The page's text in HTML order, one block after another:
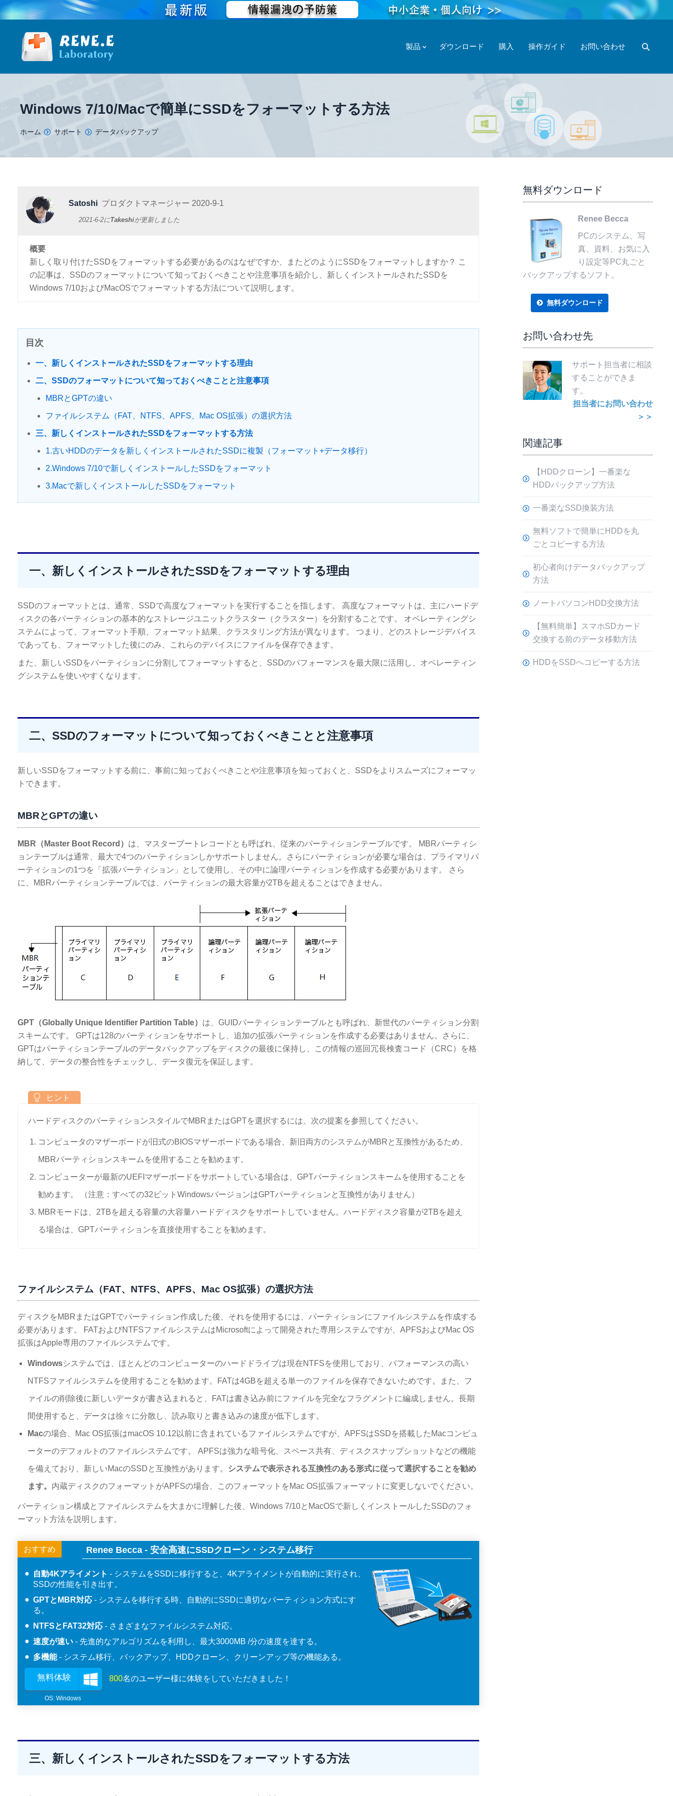
製品 ダウンロード 購入 操作ガイド お問い合わせ
Windows 7/10/Macで簡単にSSDをフォーマットする方法
You are here:
ホーム サポート データバックアップ
Satoshi プロダクトマネージャー 2020-9-1
2021-6-2にTakeshiが更新しました
概要
新しく取り付けたSSDをフォーマットする必要があるのはなぜですか、またどのようにSSDをフォーマットしますか？ こ
の記事は、SSDのフォーマットについて知っておくべきことや注意事項を紹介し、新しくインストールされたSSDを
Windows 7/10およびMacOSでフォーマットする方法について説明します。
目次
一、新しくインストールされたSSDをフォーマットする理由
二、SSDのフォーマットについて知っておくべきことと注意事項
MBRとGPTの違い
ファイルシステム（FAT、NTFS、APFS、Mac OS拡張）の選択方法
三、新しくインストールされたSSDをフォーマットする方法
1.古いHDDのデータを新しくインストールされたSSDに複製（フォーマット+データ移行）
2.Windows 7/10で新しくインストールしたSSDをフォーマット
3.Macで新しくインストールしたSSDをフォーマット
一、新しくインストールされたSSDをフォーマットする理由
SSDのフォーマットとは、通常、SSDで高度なフォーマットを実行することを指します。 高度なフォーマットは、主にハードデ
ィスクの各パーティションの基本的なストレージユニットクラスター（クラスター）を分割することです。 オペレーティングシ
ステムによって、フォーマット手順、フォーマット結果、クラスタリング方法が異なります。 つまり、どのストレージデバイス
であっても、フォーマットした後にのみ、これらのデバイスにファイルを保存できます。
また、新しいSSDをパーティションに分割してフォーマットすると、SSDのパフォーマンスを最大限に活用し、オペレーティン
グシステムを使いやすくなります。
二、SSDのフォーマットについて知っておくべきことと注意事項
新しいSSDをフォーマットする前に、事前に知っておくべきことや注意事項を知っておくと、SSDをよりスムーズにフォーマッ
トできます。
MBRとGPTの違い
MBR（Master Boot Record） は、マスターブートレコードとも呼ばれ、従来のパーティションテーブルです。 MBRパーティシ
ョンテーブルは通常、最大で4つのパーティションしかサポートしません。さらにパーティションが必要な場合は、プライマリパ
ーティションの1つを「拡張パーティション」として使用し、その中に論理パーティションを作成する必要があります。 さら
に、MBRパーティションテーブルでは、パーティションの最大容量が2TBを超えることはできません。
GPT（Globally Unique Identifier Partition Table） は、GUIDパーティションテーブルとも呼ばれ、新世代のパーティション分割
スキームです。 GPTは128のパーティションをサポートし、追加の拡張パーティションを作成する必要はありません。さらに、
GPTはパーティションテーブルのデータバックアップをディスクの最後に保持し、この情報の巡回冗長検査コード（CRC）を格
納して、データの整合性をチェックし、データ復元を保証します。
ハードディスクのパーティションスタイルでMBRまたはGPTを選択するには、次の提案を参照してください。
コンピュータのマザーボードが旧式のBIOSマザーボードである場合、新旧両方のシステムがMBRと互換性があるため、
MBRパーティションスキームを使用することを勧めます。
コンピューターが最新のUEFIマザーボードをサポートしている場合は、GPTパーティションスキームを使用することを
勧めます。 （注意：すべての32ビットWindowsバージョンはGPTパーティションと互換性がありません）
MBRモードは、2TBを超える容量の大容量ハードディスクをサポートしていません。ハードディスク容量が2TBを超え
る場合は、GPTパーティションを直接使用することを勧めます。
ファイルシステム（FAT、NTFS、APFS、Mac OS拡張）の選択方法
ディスクをMBRまたはGPTでパーティション作成した後、それを使用するには、パーティションにファイルシステムを作成する
必要があります。 FATおよびNTFSファイルシステムはMicrosoftによって開発された専用システムですが、APFSおよびMac OS
拡張はApple専用のファイルシステムです。
Windowsシステムでは、ほとんどのコンピューターのハードドライブは現在NTFSを使用しており、パフォーマンスの高い
NTFSファイルシステムを使用することを勧めます。FATは4GBを超える単一のファイルを保存できないためです。また、フ
ァイルの削除後に新しいデータが書き込まれると、FATは書き込み前にファイルを完全なフラグメントに編成しません。長期
間使用すると、データは徐々に分散し、読み取りと書き込みの速度が低下します。
Macの場合、Mac OS拡張はmacOS 10.12以前に含まれているファイルシステムですが、APFSはSSDを搭載したMacコンピュ
ーターのデフォルトのファイルシステムです。 APFSは強力な暗号化、スペース共有、ディスクスナップショットなどの機能
を備えており、新しいMacのSSDと互換性があります。 システムで表示される互換性のある形式に従って選択することを勧め
ます。 内蔵ディスクのフォーマットがAPFSの場合、このフォーマットをMac OS拡張フォーマットに変更しないでください。
パーティション構成とファイルシステムを大まかに理解した後、Windows 7/10とMacOSで新しくインストールしたSSDのフォ
ーマット方法を説明します。
おすすめ Renee Becca - 安全高速にSSDクローン・システム移行
自動4Kアライメント
システムをSSDに移行すると、4Kアライメントが自動的に実行され、
SSDの性能を引き出す。
GPTとMBR対応
システムを移行する時、自動的にSSDに適切なパーティション方式にす
る。
NTFSとFAT32対応
さまざまなファイルシステム対応。
速度が速い
先進的なアルゴリズムを利用し、最大3000MB /分の速度を達する。
多機能
システム移行、バックアップ、HDDクローン、クリーンアップ等の機能ある。
無料体験 800名のユーザー様に体験をしていただきました！
三、新しくインストールされたSSDをフォーマットする方法
無料ダウンロード
Renee Becca
PCのシステム、写
真、資料、お気に入
り設定等PC丸ごと
バックアップするソフト。
無料ダウンロード
お問い合わせ先
サポート担当者に相談
することができま
す。
担当者にお問い合わせ
＞＞
関連記事
【HDDクローン】一番楽な
HDDバックアップ方法
一番楽なSSD換装方法
無料ソフトで簡単にHDDを丸
ごとコピーする方法
初心者向けデータバックアップ
方法
ノートパソコンHDD交換方法
【無料簡単】スマホSDカード
交換する前のデータ移動方法
HDDをSSDへコピーする方法